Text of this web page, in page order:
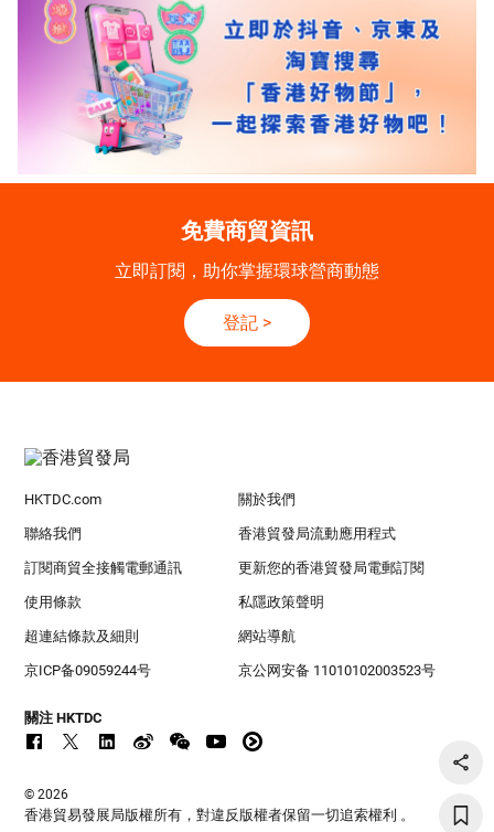
免費商貿資訊
立即訂閱，助你掌握環球營商動態
登記 >
HKTDC.com 關於我們
聯絡我們 香港貿發局流動應用程式
訂閱商貿全接觸電郵通訊 更新您的香港貿發局電郵訂閱
使用條款 私隱政策聲明
超連結條款及細則 網站導航
京ICP备09059244号 京公网安备 11010102003523号
關注 HKTDC
© 2026
香港貿易發展局版權所有，對違反版權者保留一切追索權利 。